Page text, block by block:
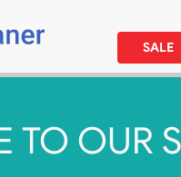
SALE
TO OUR